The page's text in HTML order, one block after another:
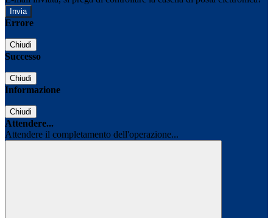
Errore
Chiudi
Successo
Chiudi
Informazione
Chiudi
Attendere...
Attendere il completamento dell'operazione...